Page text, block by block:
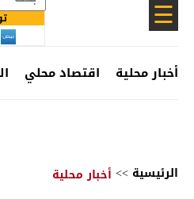
☰
أخبار محلية اقتصاد محلي
الرئيسية >> أخبار محلية